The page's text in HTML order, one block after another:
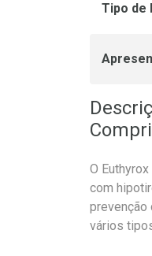
Tipo de
O
com
prevenção
vários